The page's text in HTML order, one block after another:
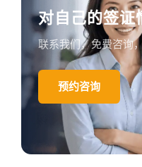
对自己的签证
联系我们，免费咨询
预约咨询